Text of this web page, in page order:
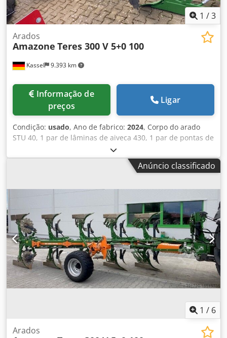
1 /3
Kassel 9.393 km
Arados
Amazone Teres 300 V 5+0 100
preços
Ligar
Condição: usado, Ano de fabrico: 2024, Corpo do arado
STU 40, 1 par de lâminas de aiveca 430, 1 par de pontas de
aiveca HD, 1 par de hastes de pré-corte para altura de
quadro 80 para proteção hidráulica contra sobrecarga,
pré-corte M2, 1 par de suportes de disco-secante, disco-
montagem de corpo com Dodpot A Udyofx Apiock
Anúncio classificado
1 / 6
Arados